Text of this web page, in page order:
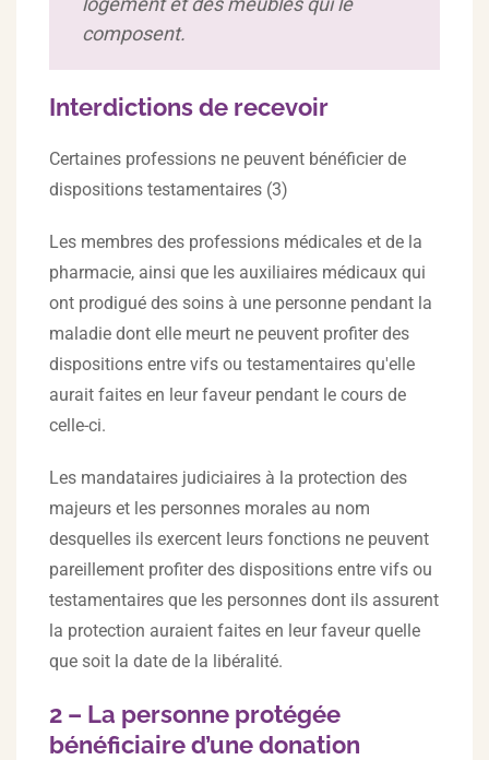
composent.
Interdictions de recevoir
Certaines professions ne peuvent bénéficier de
dispositions testamentaires (3)
Les membres des professions médicales et de la
pharmacie, ainsi que les auxiliaires médicaux qui
ont prodigué des soins à une personne pendant la
maladie dont elle meurt ne peuvent profiter des
dispositions entre vifs ou testamentaires qu'elle
aurait faites en leur faveur pendant le cours de
celle-ci.
Les mandataires judiciaires à la protection des
majeurs et les personnes morales au nom
desquelles ils exercent leurs fonctions ne peuvent
pareillement profiter des dispositions entre vifs ou
testamentaires que les personnes dont ils assurent
la protection auraient faites en leur faveur quelle
que soit la date de la libéralité.
2 – La personne protégée
bénéficiaire d’une donation